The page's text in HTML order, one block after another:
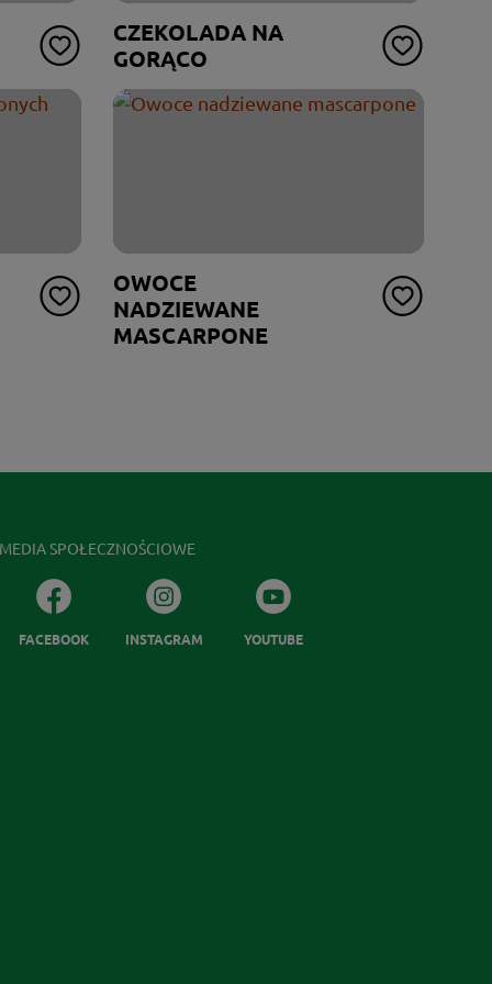
CZEKOLADA NA
GORĄCO
OWOCE
NADZIEWANE
MASCARPONE
MEDIA SPOŁECZNOŚCIOWE
FACEBOOK INSTAGRAM YOUTUBE